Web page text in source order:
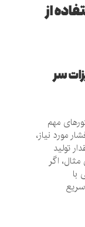
از
مهم
نیاز،